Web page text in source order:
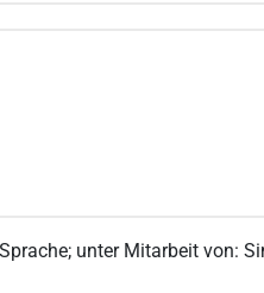
; unter Mitarbeit von: